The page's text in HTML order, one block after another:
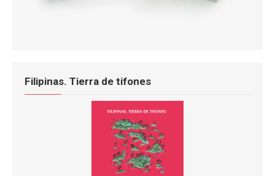
Filipinas. Tierra de tifones